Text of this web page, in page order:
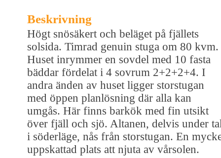
Beskrivning
Högt snösäkert och beläget på fjällets
solsida. Timrad genuin stuga om 80 kvm.
Huset inrymmer en sovdel med 10 fasta
bäddar fördelat i 4 sovrum 2+2+2+4. I
andra änden av huset ligger storstugan
med öppen planlösning där alla kan
umgås. Här finns barkök med fin utsikt
över fjäll och sjö. Altanen, delvis under
i söderläge, nås från storstugan. En
uppskattad plats att njuta av vårsolen.